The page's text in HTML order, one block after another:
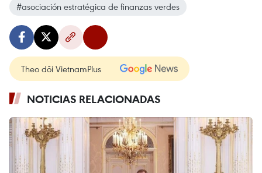
#asociación estratégica de finanzas verdes
Theo dõi VietnamPlus
NOTICIAS RELACIONADAS